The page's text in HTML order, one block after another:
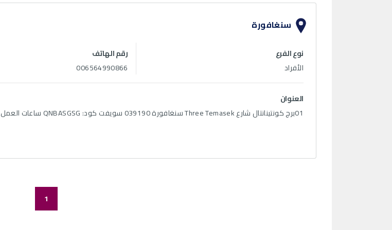
سنغافورة
نوع الفرع
الأفراد
رقم الهاتف
006564990866
العنوان
01برج كونتينانتال شارع Three Temasek سنغافورة 039190 سويفت كود: QNBASGSG ساعات العمل الإثنين إلى الجمعة من 9:00 صباحاً إلى 06:00 مساءً
1